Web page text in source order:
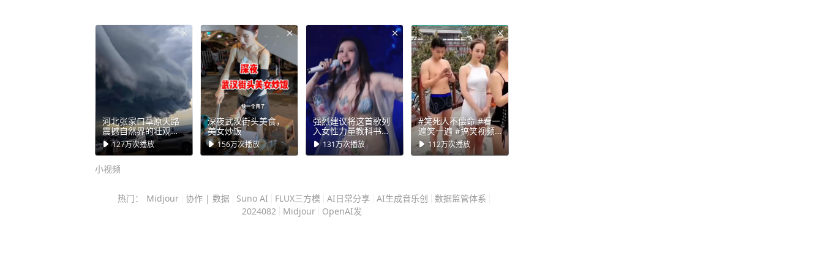
为首位获得诺贝尔文学奖的中国籍作家，他出身山东农村，写
了大半辈子乡土故事，骨子里自带不愿驳人面子的厚道。 获奖
消息刚传开那会，他家的门槛差点被踏破。 八竿子打不着的亲
戚拎着土特产上门，多年没联系的同学突然打来电话，陌生人
托了几层关系也要见他一面。 这些人里没几个是真来聊文学
的，要么是求他帮忙找工作，要么是想借他的名头撑场面，提
的要求一个比一个难办。 换做旁人可能早就直接拒了，可莫言
总觉得乡里乡亲的，抹不开面子。 他硬着头皮应下不少事，有
时候明明自己办不到，也要托朋友帮忙周转，平白耗了不少写
真正能聊几句的旧友，反倒怕打扰他，很少登门。 熬了大半
年，他终于下定决心改了规矩。 没有提前预约的访客一律不
河北张家口草原天路
震撼自然界的壮观景
象！127万次播放
深夜武汉街头美食，
美女炒饭
156万次播放
强烈建议将这首歌列
入女性力量教科书！
#野心家#张靓颖#张
靓
131万次播放
#笑死人不偿命 #看一
遍笑一遍 #搞笑视频
专治不开心
112万次播放
小视频
热门： Midjour 协作 | 数据 Suno AI FLUX三方模 AI日常分享 AI生成音乐创
数据监管体系
2024082
Midjour OpenAI发